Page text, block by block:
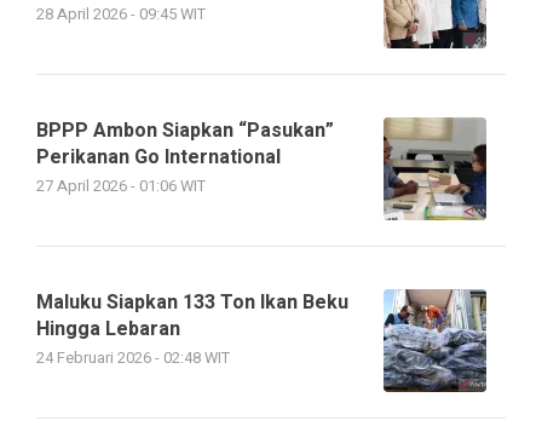
28 April 2026 - 09:45 WIT
BPPP Ambon Siapkan “Pasukan”
Perikanan Go International
27 April 2026 - 01:06 WIT
Maluku Siapkan 133 Ton Ikan Beku
Hingga Lebaran
24 Februari 2026 - 02:48 WIT